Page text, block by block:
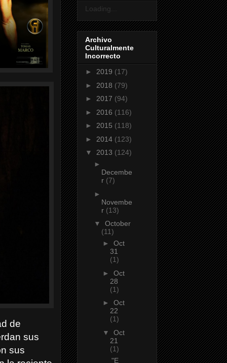
de
sus
sus
Loading...
Archivo
Culturalmente
Incorrecto
► 2019 (17)
► 2018 (79)
► 2017 (94)
► 2016 (116)
► 2015 (118)
► 2014 (123)
▼ 2013 (124)
►
Decembe
r (7)
►
Novembe
r (13)
▼ October
(11)
► Oct
31
(1)
► Oct
28
(1)
► Oct
22
(1)
▼ Oct
21
(1)
"E